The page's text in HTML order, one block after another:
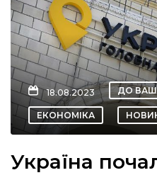
новини
18.08.2023 ДО
ЕКОНОМІКА
Україна